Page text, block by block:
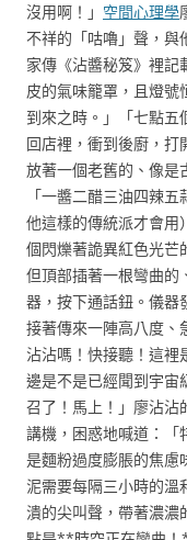
沒用啊！」 空間心理學
不祥的「咕嚕」聲，與
家傳《沾醬秘笈》裡記
皮的氣味籠罩，且燈號
到來之時。」「七點
回店裡，衝到後廚，打
放著一個老舊的、像是
「一醬二醋三油四辣
他這樣的傳統派才會用
個閃爍著詭異紅色光芒
但頂部插著一根彎曲的
器，按下通話鈕。儀
接著傳來一陣高八度、
沾沾嗎！快接聽！這裡
邊是不是已經聞到宇宙
召了！馬上！」廖沾沾
講機，困惑地喊道：「
是麵粉過度膨脹的焦慮
泥需要每隔三小時的溫
潰的尖叫聲，帶著濃濃